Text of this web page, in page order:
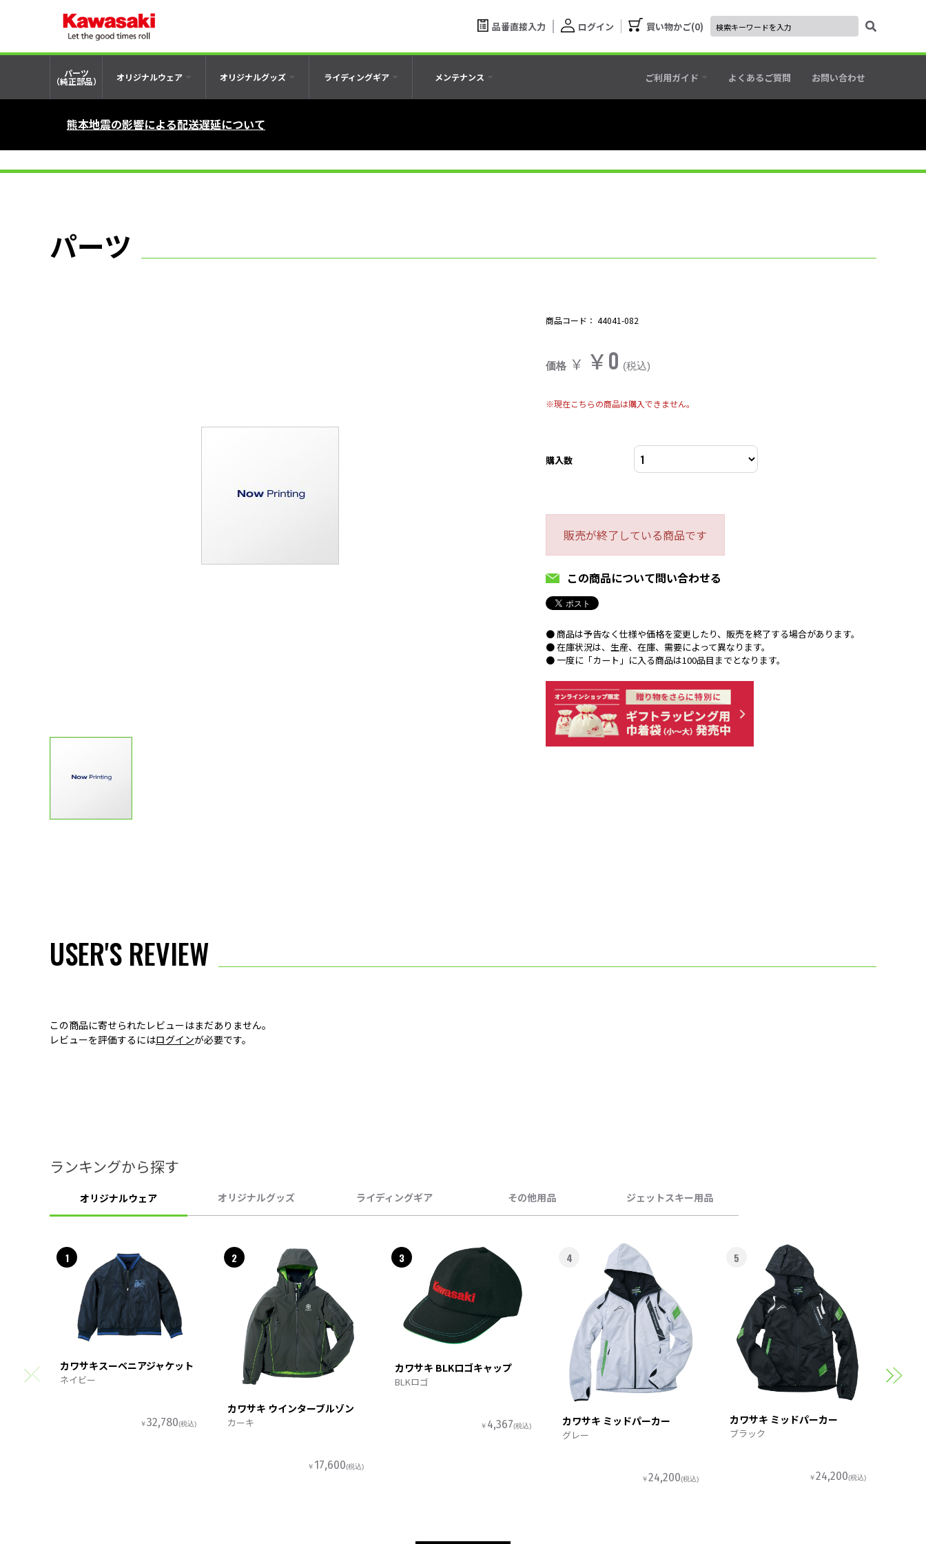
品番直接入力 ログイン 買い物かご 0
パーツ
（純正部品） オリジナルウェア オリジナルグッズ ライディングギア メンテナンス ご利用ガイド よくあるご質問 お問い合わせ
熊本地震の影響による配送遅延について
パーツ
商品コード： 44041-082
価格 ￥ ￥0 (税込)
※現在こちらの商品は購入できません。
購入数
販売が終了している商品です
この商品について問い合わせる
● 商品は予告なく仕様や価格を変更したり、販売を終了する場合があります。
● 在庫状況は、生産、在庫、需要によって異なります。
● 一度に「カート」に入る商品は100品目までとなります。
USER'S REVIEW
この商品に寄せられたレビューはまだありません。
レビューを評価するにはログインが必要です。
ランキングから探す
オリジナルウェア オリジナルグッズ ライディングギア その他用品 ジェットスキー用品
1
カワサキスーベニアジャケット
ネイビー
￥32,780(税込)
2
カワサキ ウインターブルゾン
カーキ
￥ 17,600(税込)
3
カワサキ BLKロゴキャップ
BLKロゴ
￥ 4,367(税込)
4
カワサキ ミッドパーカー
グレー
￥24,200(税込)
5
カワサキ ミッドパーカー
ブラック
￥24,200(税込)
スポ